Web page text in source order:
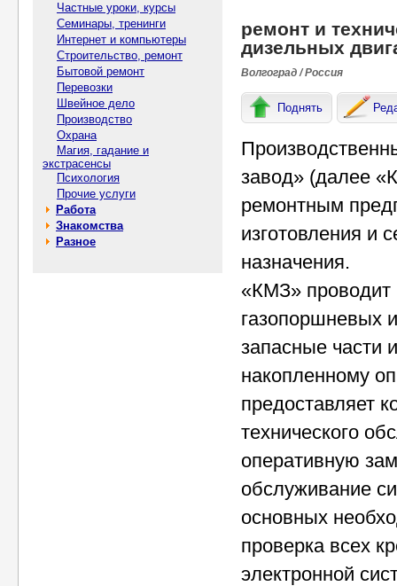
Частные уроки, курсы
Семинары, тренинги
Интернет и компьютеры
Строительство, ремонт
Бытовой ремонт
Перевозки
Швейное дело
Производство
Охрана
Магия, гадание и
экстрасенсы
Психология
Прочие услуги
Работа
Знакомства
Разное
ремонт и
дизельных
Волгоград / Россия
Поднять
завод» (далее
ремонтным
изготовления и
назначения.
«КМЗ» проводит
газопоршневых
запасные части
накопленному
предоставляет
технического
оперативную
обслуживание
основных
проверка всех
электронной